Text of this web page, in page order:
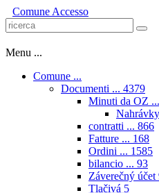
Comune Accesso
Menu ...
Comune ...
Documenti ... 4379
Minuti da OZ ...
contratti ... 866
Fatture ... 168
Ordini ... 1585
bilancio ... 93
Záverečný účet
Tlačivá 5